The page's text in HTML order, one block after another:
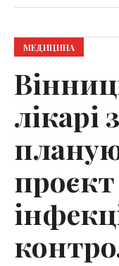
МЕДИЦИНА
лікарі
проєкт